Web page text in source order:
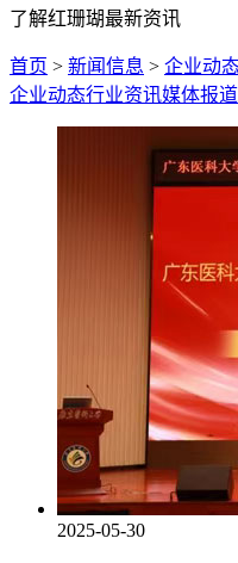
了解红珊瑚最新资讯
首页 > 新闻信息 > 企业动
企业动态行业资讯媒体报道
2025-05-30